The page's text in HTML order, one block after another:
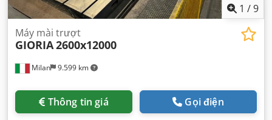
1 /9
Milan 9.599 km
Máy mài trượt
GIORIA2600x12000
Thông tin giá Gọi điện